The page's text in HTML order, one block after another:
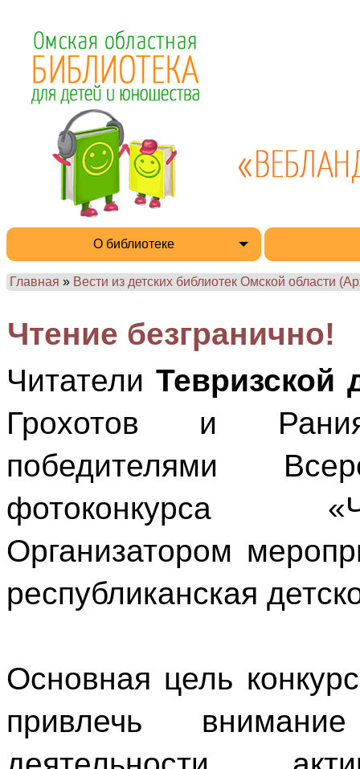
О библиотеке
Главная » Вести из детских библиотек Омской области
Чтение безгранично!
Читатели Тевризской
Грохотов и
победителями
фотоконкурса
Организатором
республиканская
Основная цель
привлечь